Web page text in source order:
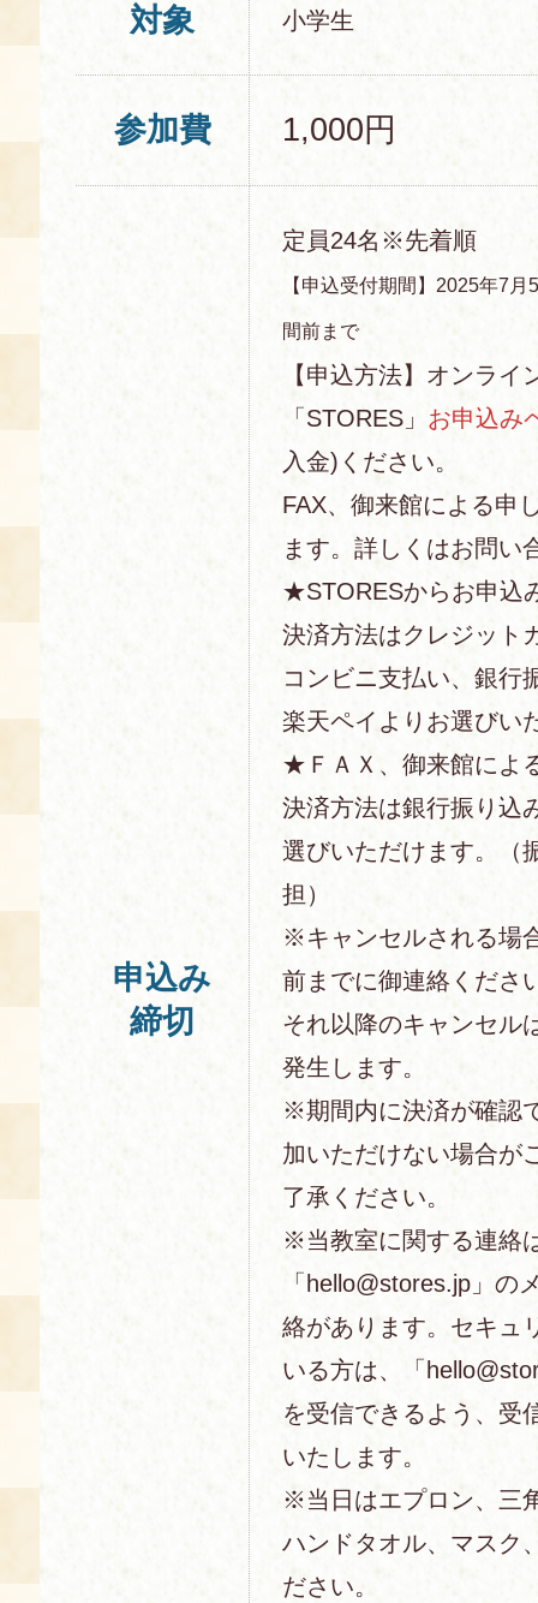
対象 小学生
参加費 1,000円
申込み
締切
定員24名※先着順
【申込受付期間】2025年7
間前まで
【申込方法】オンライ
「STORES」 お申込み
入金)ください。
FAX、御来館による申
ます。詳しくはお問い
★STORESからお申込
決済方法はクレジット
コンビニ支払い、銀行
楽天ペイよりお選びい
★ＦＡＸ、御来館によ
決済方法は銀行振り込
選びいただけます。（
担）
※キャンセルされる場
前までに御連絡くださ
それ以降のキャンセル
発生します。
※期間内に決済が確認
加いただけない場合が
了承ください。
※当教室に関する連絡
「hello@stores.jp」の
絡があります。セキュ
いる方は、「
を受信できるよう、受
いたします。
※当日はエプロン、三
ハンドタオル、マスク
ださい。